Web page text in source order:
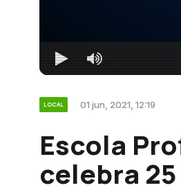
LOCAL 01 jun, 2021, 12:19
Escola
celebra